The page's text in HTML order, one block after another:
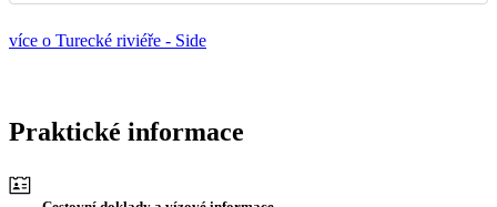
více o Turecké riviéře - Side
Praktické informace